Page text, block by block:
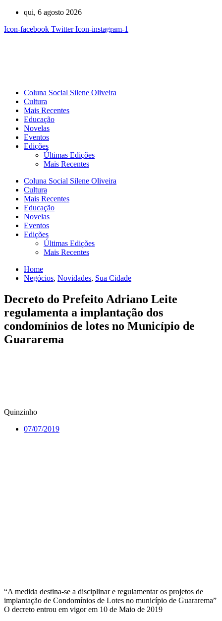
o
qui, 6 agosto 2026
Icon-facebook Twitter Icon-instagram-1
Coluna Social Silene Oliveira
Cultura
Mais Recentes
Educação
Novelas
Eventos
Edições
Últimas Edições
Mais Recentes
Coluna Social Silene Oliveira
Cultura
Mais Recentes
Educação
Novelas
Eventos
Edições
Últimas Edições
Mais Recentes
Home
Negócios, Novidades, Sua Cidade
Decreto do Prefeito Adriano Leite
regulamenta a implantação dos
condomínios de lotes no Município de
Guararema
Quinzinho
07/07/2019
“A medida destina-se a disciplinar e regulamentar os projetos de
implantação de Condomínios de Lotes no município de Guararema”
O decreto entrou em vigor em 10 de Maio de 2019